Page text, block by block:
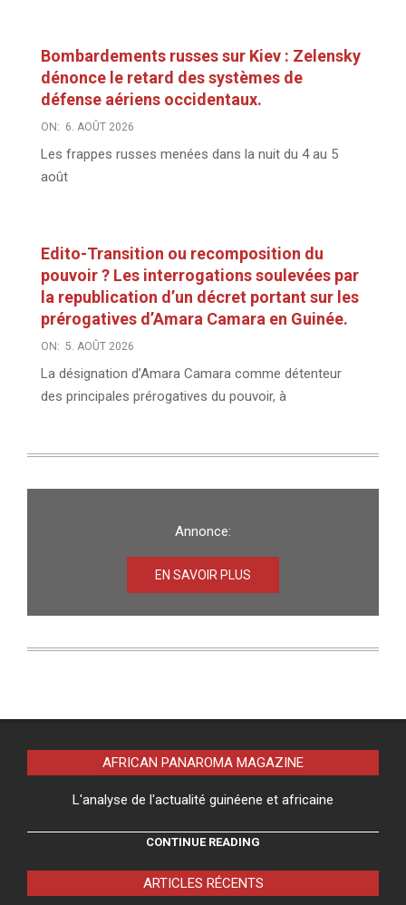
Bombardements russes sur Kiev : Zelensky
dénonce le retard des systèmes de
défense aériens occidentaux.
ON: 6. AOÛT 2026
Les frappes russes menées dans la nuit du 4 au 5
août
Edito-Transition ou recomposition du
pouvoir ? Les interrogations soulevées par
la republication d’un décret portant sur les
prérogatives d’Amara Camara en Guinée.
ON: 5. AOÛT 2026
La désignation d’Amara Camara comme détenteur
des principales prérogatives du pouvoir, à
Annonce:
EN SAVOIR PLUS
AFRICAN PANAROMA MAGAZINE
L'analyse de l'actualité guinéene et africaine
CONTINUE READING
ARTICLES RÉCENTS